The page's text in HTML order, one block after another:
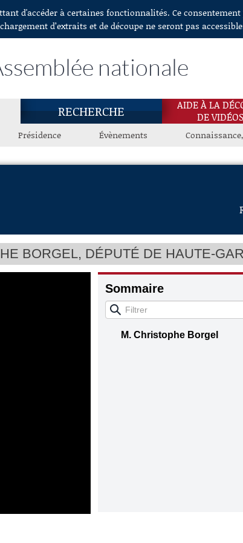
d'accéder à certaines fonctionnalités. Ce
d’extraits et de découpe ne seront pas
nationale
RECHERCHE
AIDE À LA
DE VIDÉOS
Présidence Évènements
BORGEL, DÉPUTÉ DE HAUTE-
Sommaire
M. Christophe Borgel